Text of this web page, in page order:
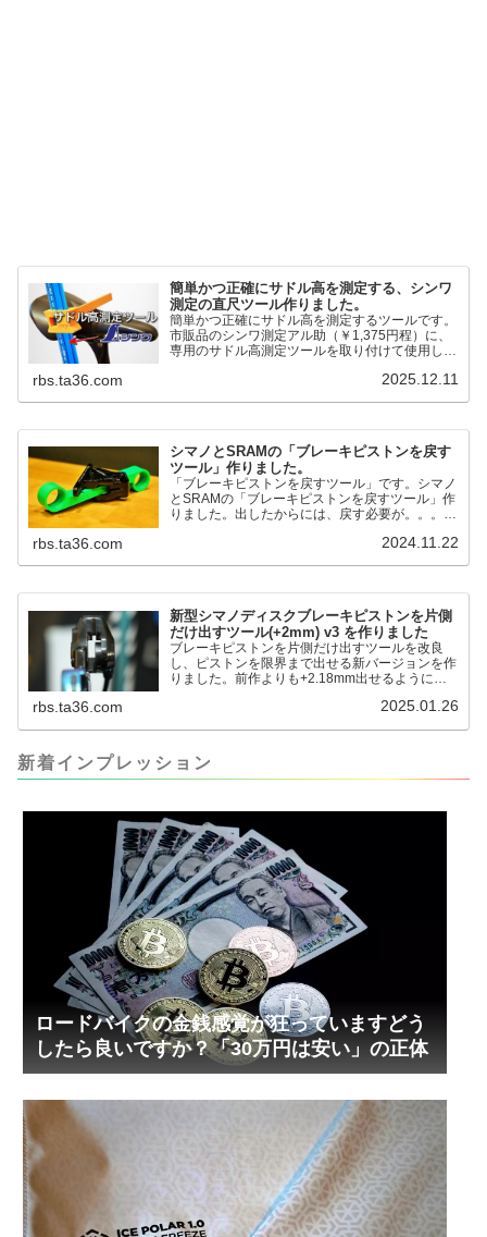
簡単かつ正確にサドル高を測定する、シンワ
測定の直尺ツール作りました。
簡単かつ正確にサドル高を測定するツールです。
市販品のシンワ測定アル助（￥1,375円程）に、
専用のサドル高測定ツールを取り付けて使用しま
るようになりました。シンワ測定(Shinwa
Sokutei)￥1,375Amazon.c...
rbs.ta36.com 2025.12.11
シマノとSRAMの「ブレーキピストンを戻す
ツール」作りました。
「ブレーキピストンを戻すツール」です。シマノ
とSRAMの「ブレーキピストンを戻すツール」作
りました。出したからには、戻す必要が。。。で
だと。。。▶「ブレーキピストンを戻すツール」
るのかというと、出ているピス...
rbs.ta36.com 2024.11.22
新型シマノディスクブレーキピストンを片側
だけ出すツール(+2mm) v3 を作りました
ブレーキピストンを片側だけ出すツールを改良
し、ピストンを限界まで出せる新バージョンを作
りました。前作よりも+2.18mm出せるようにな
って、オイル漏れするまで試しました。最も安全
ましたが、ギリギリまで攻めてますのでピストン
内部の汚れをさらに掃除できると思います。前作
の...
rbs.ta36.com 2025.01.26
新着インプレッション
ロードバイクの金銭感覚が狂っていますどう
したら良いですか？「30万円は安い」の正体